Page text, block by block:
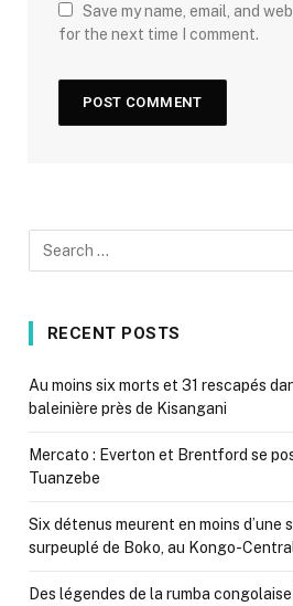
Save my name, email, and
for the next time I comment.
RECENT POSTS
Au moins six morts et 31 rescapés
baleinière près de Kisangani
Mercato : Everton et Brentford se
Tuanzebe
Six détenus meurent en moins d’une
surpeuplé de Boko, au Kongo-
Des légendes de la rumba